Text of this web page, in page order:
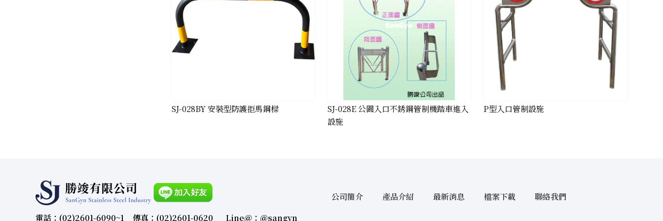
SJ-028BY 安裝型防護拒馬鋼樑
SJ-028E 公園入口不銹鋼管制機踏車進入
設施
P型入口管制設施
電話：(02)2601-6090~1 傳真：(02)2601-0620 Line＠：＠sangyn
公司簡介 產品介紹 最新消息 檔案下載 聯絡我們